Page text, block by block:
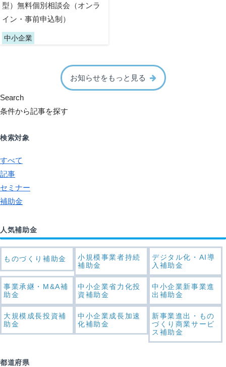
型）無料個別相談会（オンラ
イン・事前申込制）
中小企業
お知らせをもっと見る
Search
条件から記事を探す
検索対象
すべて
記事
セミナー
補助金
人気補助金
ものづくり補助金
小規模事業者持続
補助金
デジタル化・AI導
入補助金
事業承継・M&A補
助金
中小企業省力化投
資補助金
中小企業新事業進
出補助金
大規模成長投資補
助金
中小企業成長加速
化補助金
新事業進出・もの
づくり商業サービ
ス補助金
都道府県